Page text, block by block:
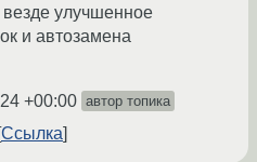
улучшенное
и автозамена
+00:00 автор топика
Ссылка